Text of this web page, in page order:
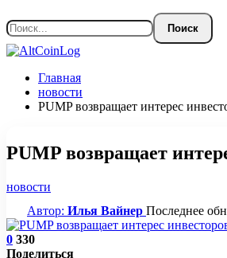
Главная
новости
PUMP возвращает интерес
PUMP возвращает
новости
Автор: Илья Вайнер Последнее
0 330
Поделиться